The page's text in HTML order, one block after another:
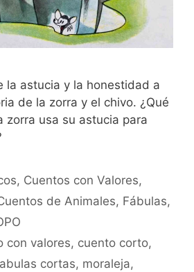
la astucia y la honestidad a
de la zorra y el chivo. ¿Qué
zorra usa su astucia para
, Cuentos con Valores,
de Animales, Fábulas,
con valores, cuento corto,
cortas, moraleja,